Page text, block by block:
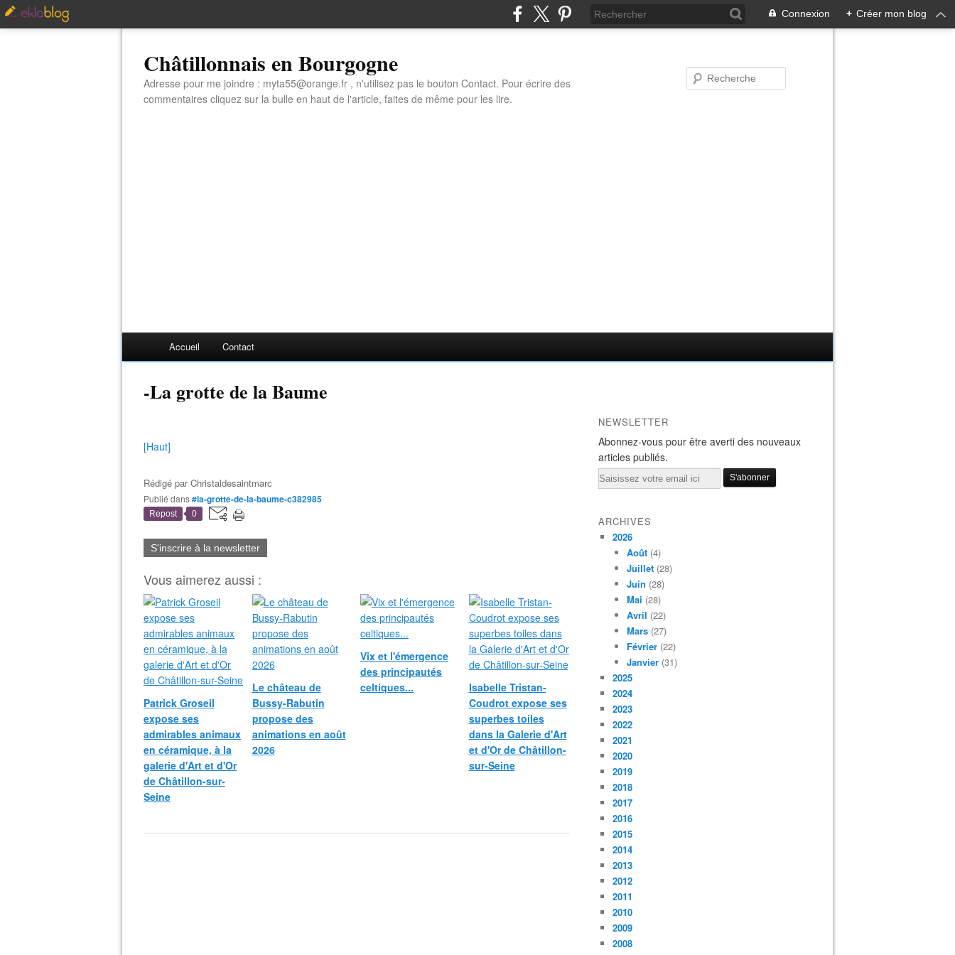
Connexion + Créer mon blog
Châtillonnais en Bourgogne
Adresse pour me joindre : myta55@orange.fr , n'utilisez pas le bouton Contact. Pour écrire des
commentaires cliquez sur la bulle en haut de l'article, faites de même pour les lire.
Accueil Contact
-La grotte de la Baume
[Haut]
Rédigé parChristaldesaintmarc
Publié dans#la-grotte-de-la-baume-c382985
Repost 0
S'inscrire à la newsletter
Vous aimerez aussi :
Patrick Groseil
expose ses
admirables animaux
en céramique, à la
galerie d'Art et d'Or
de Châtillon-sur-
Seine
Le château de
Bussy-Rabutin
propose des
animations en août
2026
Vix et l'émergence
des principautés
celtiques...
Isabelle Tristan-
Coudrot expose ses
superbes toiles
dans la Galerie d'Art
et d'Or de Châtillon-
sur-Seine
NEWSLETTER
Abonnez-vous pour être averti des nouveaux
articles publiés.
Email
ARCHIVES
2026
Août (4)
Juillet (28)
Juin (28)
Mai (28)
Avril (22)
Mars (27)
Février (22)
Janvier (31)
2025
2024
2023
2022
2021
2020
2019
2018
2017
2016
2015
2014
2013
2012
2011
2010
2009
2008